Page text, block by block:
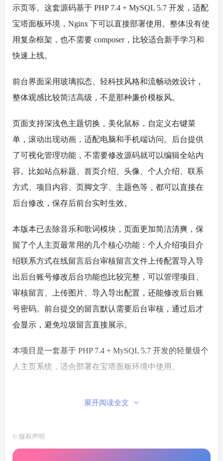
示页等。这套源码基于 PHP 7.4 + MySQL 5.7 开发，适配
宝塔面板环境， Nginx 下可以直接部署使用。整体没有使
用复杂框架，也不需要 composer，比较适合新手学习和
快速上线。
前台界面采用玻璃拟态、轻科技风格和流畅动效设计，
整体观感比较简洁高级，不是那种廉价模板风。
页面支持深浅色主题切换，美化鼠标，自定义右键菜
单，滚动出现动画，适配电脑和手机端访问。后台提供
了可视化管理功能，不需要修改源码就可以编辑全站内
容。比如站点标题、首页介绍、头像、个人介绍、联系
方式、项目内容、页脚文字、主题色等，都可以直接在
后台修改，保存后前台实时生效。
本版本已去除音乐和歌词模块，页面更加简洁清爽，保
留了个人主页最常用的几个核心功能：个人介绍项目介
绍联系方式在线留言后台审核留言文件上传配置导入导
出后台账号修改后台功能也比较完整，可以管理项目、
审核留言、上传图片、导入导出配置，还能修改后台账
号密码。前台提交的留言默认需要后台审核，通过后才
会显示，避免垃圾留言直接展示。
本项目是一套基于 PHP 7.4 + MySQL 5.7 开发的轻量级个
人主页系统，适合部署在宝塔面板环境中使用。
架，上传到网站目录后配置数据库
定义右键菜单和深浅色主题切换，整体界面简约高级，
适合个人主页、作品集展示、开发者主页、站长主页、
展开阅读全文
© 版权声明